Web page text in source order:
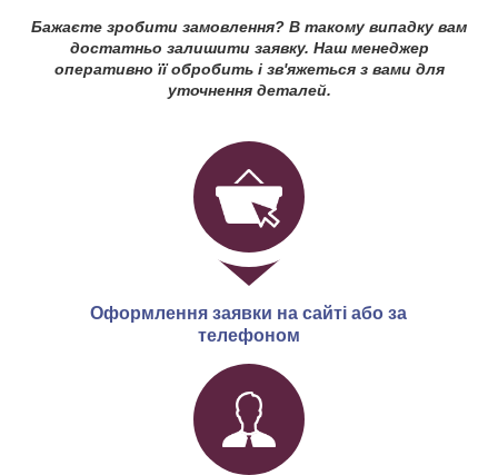
Бажаєте зробити замовлення? В такому випадку вам
достатньо залишити заявку. Наш менеджер
оперативно її обробить і зв'яжеться з вами для
уточнення деталей.
Оформлення заявки на сайті або за
телефоном